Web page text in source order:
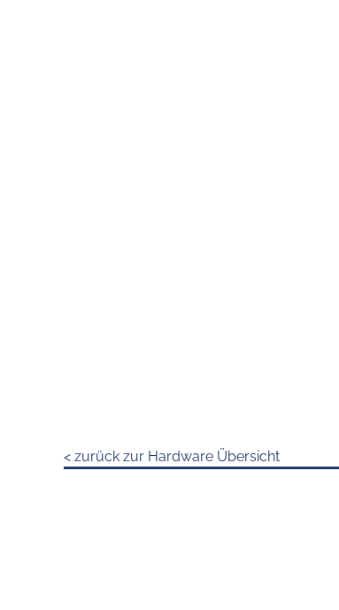
< zurück zur Hardware Übersicht